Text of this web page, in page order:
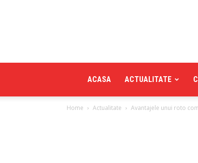
ACASA ACTUALITATE
Home Actualitate Avantajele unui roto